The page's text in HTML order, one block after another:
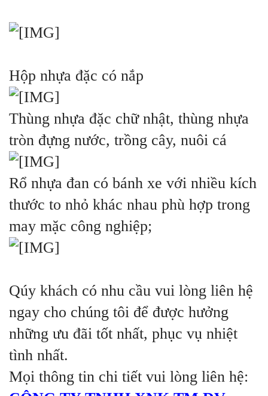
Hộp nhựa đặc có nắp
Thùng nhựa đặc chữ nhật, thùng nhựa
tròn đựng nước, trồng cây, nuôi cá
Rổ nhựa đan có bánh xe với nhiều kích
thước to nhỏ khác nhau phù hợp trong
may mặc công nghiệp;
Qúy khách có nhu cầu vui lòng liên hệ
ngay cho chúng tôi để được hưởng
những ưu đãi tốt nhất, phục vụ nhiệt
tình nhất.
Mọi thông tin chi tiết vui lòng liên hệ: